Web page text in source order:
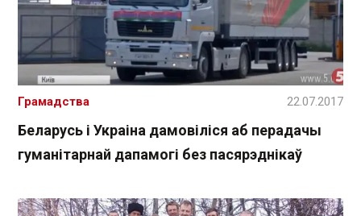
Беларусь і Украіна дамовіліся аб перадачы
гуманітарнай дапамогі без пасярэднікаў
Грамадства 22.07.2017